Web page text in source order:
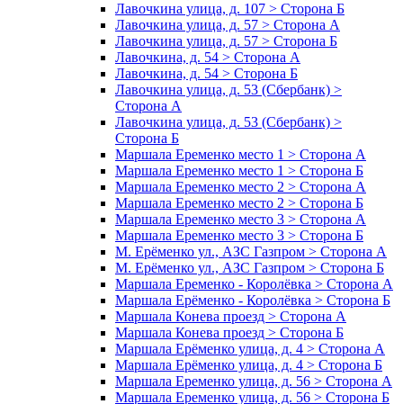
Лавочкина улица, д. 107 > Сторона Б
Лавочкина улица, д. 57 > Сторона А
Лавочкина улица, д. 57 > Сторона Б
Лавочкина, д. 54 > Сторона А
Лавочкина, д. 54 > Сторона Б
Лавочкина улица, д. 53 (Сбербанк) >
Сторона А
Лавочкина улица, д. 53 (Сбербанк) >
Сторона Б
Маршала Еременко место 1 > Сторона А
Маршала Еременко место 1 > Сторона Б
Маршала Еременко место 2 > Сторона А
Маршала Еременко место 2 > Сторона Б
Маршала Еременко место 3 > Сторона А
Маршала Еременко место 3 > Сторона Б
М. Ерёменко ул., АЗС Газпром > Сторона А
М. Ерёменко ул., АЗС Газпром > Сторона Б
Маршала Еременко - Королёвка > Сторона А
Маршала Ерёменко - Королёвка > Сторона Б
Маршала Конева проезд > Сторона А
Маршала Конева проезд > Сторона Б
Маршала Ерёменко улица, д. 4 > Сторона А
Маршала Ерёменко улица, д. 4 > Сторона Б
Маршала Еременко улица, д. 56 > Сторона А
Маршала Еременко улица, д. 56 > Сторона Б